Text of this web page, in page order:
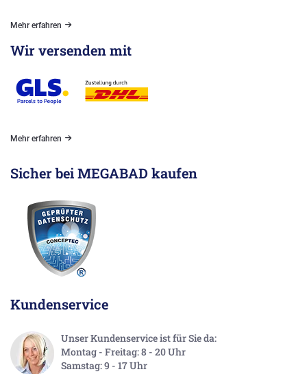
Mehr erfahren
Wir versenden mit
Mehr erfahren
Sicher bei MEGABAD kaufen
Kundenservice
Unser Kundenservice ist für Sie da:
Montag - Freitag: 8 - 20 Uhr
Samstag: 9 - 17 Uhr